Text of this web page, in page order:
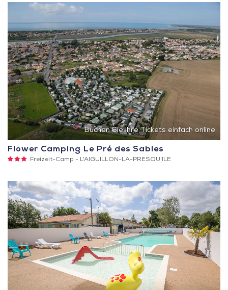
Buchen Sie Ihre Tickets einfach online
Flower Camping Le Pré des Sables
Freizeit-Camp - L'AIGUILLON-LA-PRESQU'ILE